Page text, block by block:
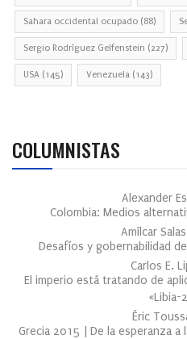
Sahara occidental ocupado (88)
Sergio Rodríguez Gelfenstein (227)
USA (145) Venezuela (143)
COLUMNISTAS
Alexander
Colombia: Medios
Amílcar
Desafíos y gobernabilidad
Carlos E.
El imperio está tratando de
«Libia-
Éric
Grecia 2015 | De la esperanza